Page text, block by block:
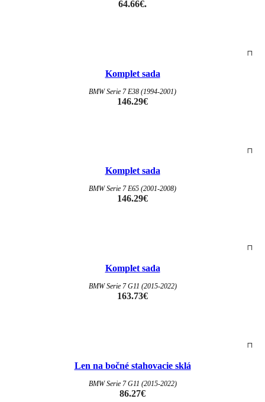
64.66€.
Komplet sada
BMW Serie 7 E38 (1994-2001)
146.29€
Komplet sada
BMW Serie 7 E65 (2001-2008)
146.29€
Komplet sada
BMW Serie 7 G11 (2015-2022)
163.73€
Len na bočné stahovacie sklá
BMW Serie 7 G11 (2015-2022)
86.27€